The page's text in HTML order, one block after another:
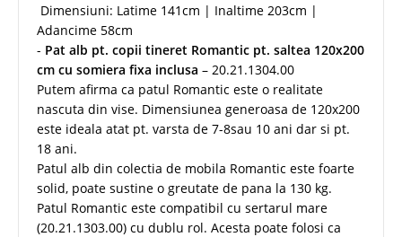
Dimensiuni: Latime 141cm | Inaltime 203cm |
Adancime 58cm
- Pat alb pt. copii tineret Romantic pt. saltea 120x200
cm cu somiera fixa inclusa – 20.21.1304.00
Putem afirma ca patul Romantic este o realitate
nascuta din vise. Dimensiunea generoasa de 120x200
este ideala atat pt. varsta de 7-8sau 10 ani dar si pt.
18 ani.
Patul alb din colectia de mobila Romantic este foarte
solid, poate sustine o greutate de pana la 130 kg.
Patul Romantic este compatibil cu sertarul mare
(20.21.1303.00) cu dublu rol. Acesta poate folosi ca